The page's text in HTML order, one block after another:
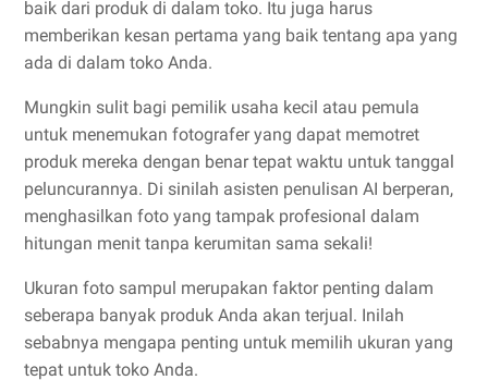
baik dari produk di dalam toko. Itu juga harus
memberikan kesan pertama yang baik tentang apa yang
ada di dalam toko Anda.
Mungkin sulit bagi pemilik usaha kecil atau pemula
untuk menemukan fotografer yang dapat memotret
produk mereka dengan benar tepat waktu untuk tanggal
peluncurannya. Di sinilah asisten penulisan AI berperan,
menghasilkan foto yang tampak profesional dalam
hitungan menit tanpa kerumitan sama sekali!
Ukuran foto sampul merupakan faktor penting dalam
seberapa banyak produk Anda akan terjual. Inilah
sebabnya mengapa penting untuk memilih ukuran yang
tepat untuk toko Anda.